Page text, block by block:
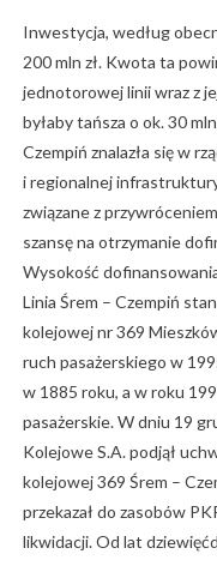
Inwestycja, według
200 mln zł. Kwota ta
jednotorowej linii wraz z
byłaby tańsza o ok. 30
Czempiń znalazła się w
i regionalnej
związane z
szansę na otrzymanie
Wysokość
Linia Śrem – Czempiń
kolejowej nr 369
ruch pasażerskiego w
w 1885 roku, a w roku
pasażerskie. W dniu 19
Kolejowe S.A. podjął
kolejowej 369 Śrem –
przekazał do zasobów
likwidacji. Od lat